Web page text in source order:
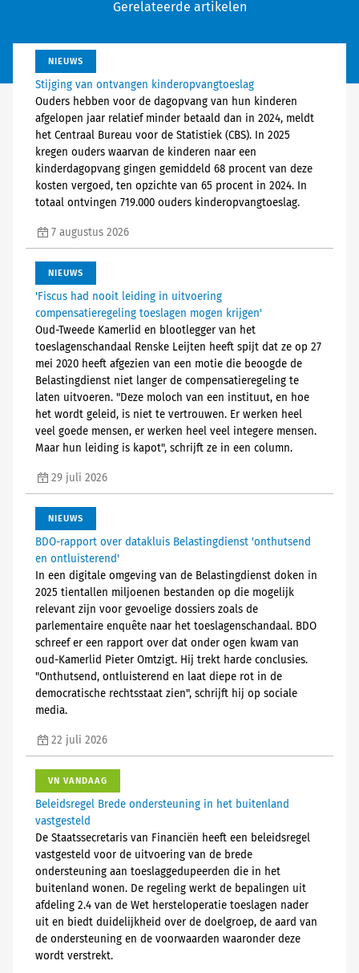
Gerelateerde artikelen
NIEUWS
Stijging van ontvangen kinderopvangtoeslag
Ouders hebben voor de dagopvang van hun kinderen
afgelopen jaar relatief minder betaald dan in 2024, meldt
het Centraal Bureau voor de Statistiek (CBS). In 2025
kregen ouders waarvan de kinderen naar een
kinderdagopvang gingen gemiddeld 68 procent van deze
kosten vergoed, ten opzichte van 65 procent in 2024. In
totaal ontvingen 719.000 ouders kinderopvangtoeslag.
7 augustus 2026
NIEUWS
'Fiscus had nooit leiding in uitvoering
compensatieregeling toeslagen mogen krijgen'
Oud-Tweede Kamerlid en blootlegger van het
toeslagenschandaal Renske Leijten heeft spijt dat ze op 27
mei 2020 heeft afgezien van een motie die beoogde de
Belastingdienst niet langer de compensatieregeling te
laten uitvoeren. "Deze moloch van een instituut, en hoe
het wordt geleid, is niet te vertrouwen. Er werken heel
veel goede mensen, er werken heel veel integere mensen.
Maar hun leiding is kapot", schrijft ze in een column.
29 juli 2026
NIEUWS
BDO-rapport over datakluis Belastingdienst 'onthutsend
en ontluisterend'
In een digitale omgeving van de Belastingdienst doken in
2025 tientallen miljoenen bestanden op die mogelijk
relevant zijn voor gevoelige dossiers zoals de
parlementaire enquête naar het toeslagenschandaal. BDO
schreef er een rapport over dat onder ogen kwam van
oud-Kamerlid Pieter Omtzigt. Hij trekt harde conclusies.
"Onthutsend, ontluisterend en laat diepe rot in de
democratische rechtsstaat zien", schrijft hij op sociale
media.
22 juli 2026
VN VANDAAG
Beleidsregel Brede ondersteuning in het buitenland
vastgesteld
De Staatssecretaris van Financiën heeft een beleidsregel
vastgesteld voor de uitvoering van de brede
ondersteuning aan toeslaggedupeerden die in het
buitenland wonen. De regeling werkt de bepalingen uit
afdeling 2.4 van de Wet hersteloperatie toeslagen nader
uit en biedt duidelijkheid over de doelgroep, de aard van
de ondersteuning en de voorwaarden waaronder deze
wordt verstrekt.